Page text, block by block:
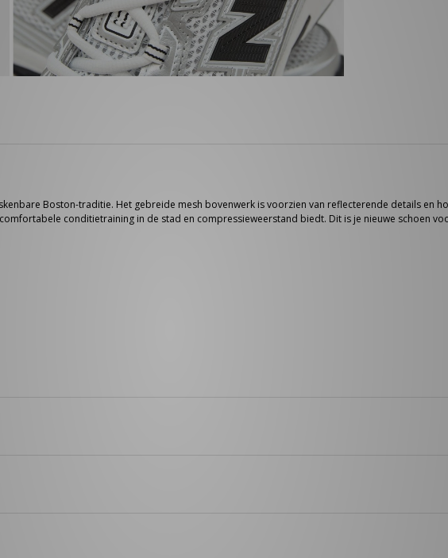
Boston-traditie. Het gebreide mesh bovenwerk is voorzien van reflecterende details en
conditietraining in de stad en compressieweerstand biedt. Dit is je nieuwe schoen